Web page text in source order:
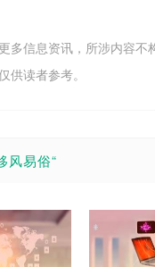
多信息资讯，所涉内容
读者参考。
风易俗“